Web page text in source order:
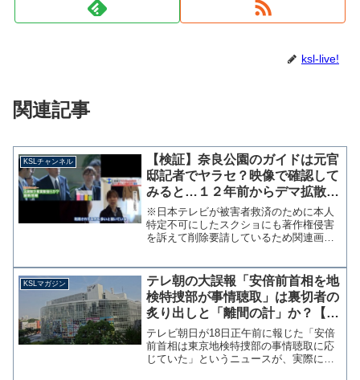
ksl-live!
関連記事
KSLチャンネル
【検証】奈良公園のガイドは元官
邸記者でヤラセ？映像で確認して
みると…１２年前からデマ拡散、
経緯とテレビ朝日の失敗【KSLチ
ャンネル】
※日本テレビが被害者救済のために本人
特定不可にしたスクショにも著作権侵害
を訴えて削除要請しているため関連画像
という問題について「攻撃的な観光客の
方は基本的に見かけない」...
KSLマガジン
テレ朝の大誤報「安倍前首相を地
検特捜部が事情聴取」は裏切者の
炙り出しと「離間の計」か？【マ
ガジン70号】
テレビ朝日が18日正午前に報じた「安倍
前首相は東京地検特捜部の事情聴取に応
じていた」というニュースが、実際には